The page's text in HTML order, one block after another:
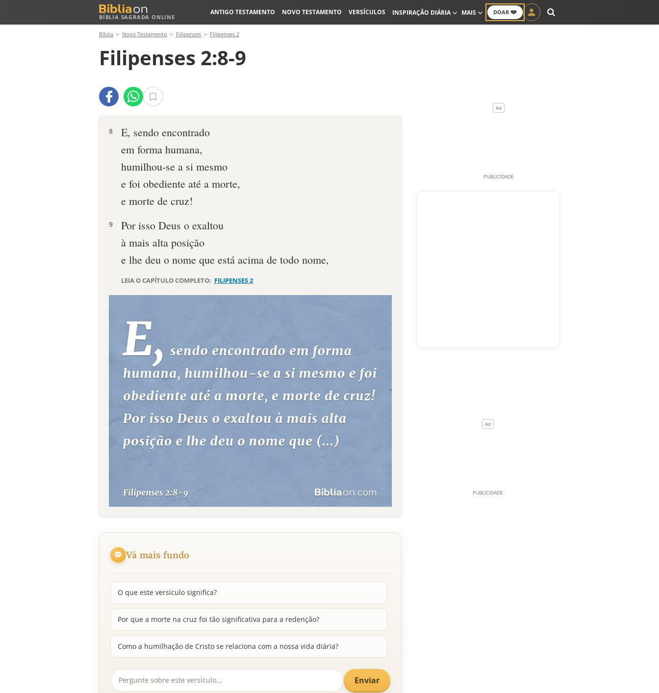
BÍBLIA SAGRADA ONLINE
DOAR ❤️
ANTIGO TESTAMENTO NOVO TESTAMENTO VERSÍCULOS INSPIRAÇÃO DIÁRIA MAIS
Bíblia Novo Testamento Filipenses Filipenses 2
Filipenses 2:8-9
8
E, sendo encontrado
em forma humana,
humilhou-se a si mesmo
e foi obediente até a morte,
e morte de cruz!
9
Por isso Deus o exaltou
à mais alta posição
e lhe deu o nome que está acima de todo nome,
LEIA O CAPÍTULO COMPLETO: FILIPENSES 2
Vá mais fundo
O que este versículo significa?
Por que a morte na cruz foi tão significativa para a redenção?
Como a humilhação de Cristo se relaciona com a nossa vida diária?
Enviar